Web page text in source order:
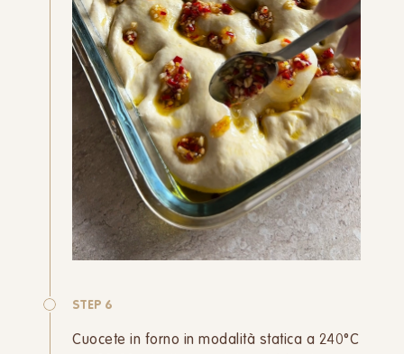
STEP 6
Cuocete in forno in modalità statica a 240°C